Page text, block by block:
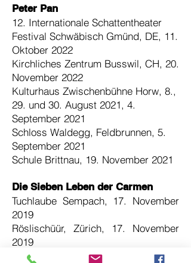
Peter Pan
12. Internationale Schattentheater
Festival Schwäbisch Gmünd, DE, 11.
Oktober 2022
Kirchliches Zentrum Busswil, CH, 20.
November 2022
Kulturhaus Zwischenbühne Horw, 8.,
29. und 30. August 2021, 4.
September 2021​
Schloss Waldegg, Feldbrunnen, 5.
September 2021
​Schule Brittnau, 19. November 2021
Die Sieben Leben der Carmen
Tuchlaube Sempach, 17. November
2019
Röslischüür, Zürich, 17. November
2019
Rathauskeller Aarberg, 23.